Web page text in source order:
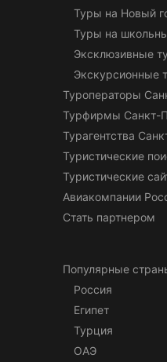
Туры на Новый
Туры на
Эксклюзивные
Экскурсионные
Туроператоры
Турфирмы Санкт-
Турагентства
Туристические
Туристические
Авиакомпании
Стать партнером
Популярные
Россия
Египет
Турция
ОАЭ